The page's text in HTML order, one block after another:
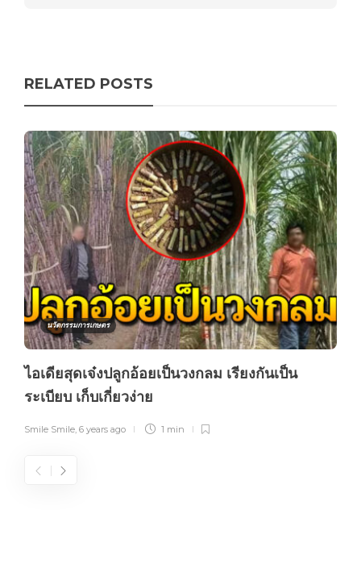
RELATED POSTS
นวัตกรรมการเกษตร
ไอเดียสุดเจ๋งปลูกอ้อยเป็นวงกลม เรียงกันเป็น
ระเบียบ เก็บเกี่ยวง่าย
Smile Smile, 6 years ago 1 min